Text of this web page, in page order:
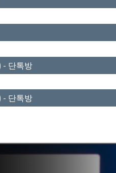
- 단톡방
- 단톡방